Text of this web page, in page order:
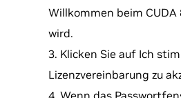
Willkommen beim
wird.
Klicken Sie auf Ich
Lizenzvereinbarung zu